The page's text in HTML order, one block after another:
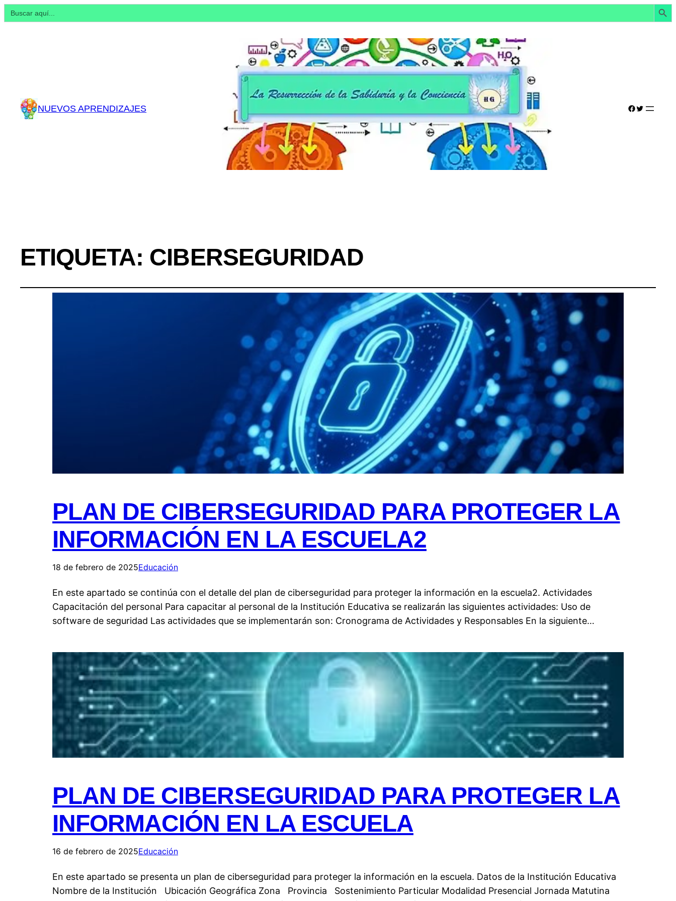
Buscar: Botón de
NUEVOS APRENDIZAJES Facebook
Twitter
ETIQUETA: CIBERSEGURIDAD
PLAN DE CIBERSEGURIDAD PARA PROTEGER LA
INFORMACIÓN EN LA ESCUELA2
18 de febrero de 2025Educación
En este apartado se continúa con el detalle del plan de ciberseguridad para proteger la información en la escuela2. Actividades
Capacitación del personal Para capacitar al personal de la Institución Educativa se realizarán las siguientes actividades: Uso de
software de seguridad Las actividades que se implementarán son: Cronograma de Actividades y Responsables En la siguiente…
PLAN DE CIBERSEGURIDAD PARA PROTEGER LA
INFORMACIÓN EN LA ESCUELA
16 de febrero de 2025Educación
En este apartado se presenta un plan de ciberseguridad para proteger la información en la escuela. Datos de la Institución Educativa
Nombre de la Institución Ubicación Geográfica Zona Provincia Sostenimiento Particular Modalidad Presencial Jornada Matutina